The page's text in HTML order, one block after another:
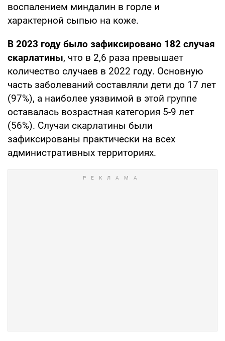
воспалением миндалин в горле и
характерной сыпью на коже.
В 2023 году было зафиксировано 182 случая
скарлатины, что в 2,6 раза превышает
количество случаев в 2022 году. Основную
часть заболеваний составляли дети до 17 лет
(97%), а наиболее уязвимой в этой группе
оставалась возрастная категория 5-9 лет
(56%). Случаи скарлатины были
зафиксированы практически на всех
административных территориях.